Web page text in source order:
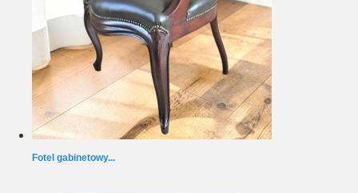
Fotel gabinetowy...